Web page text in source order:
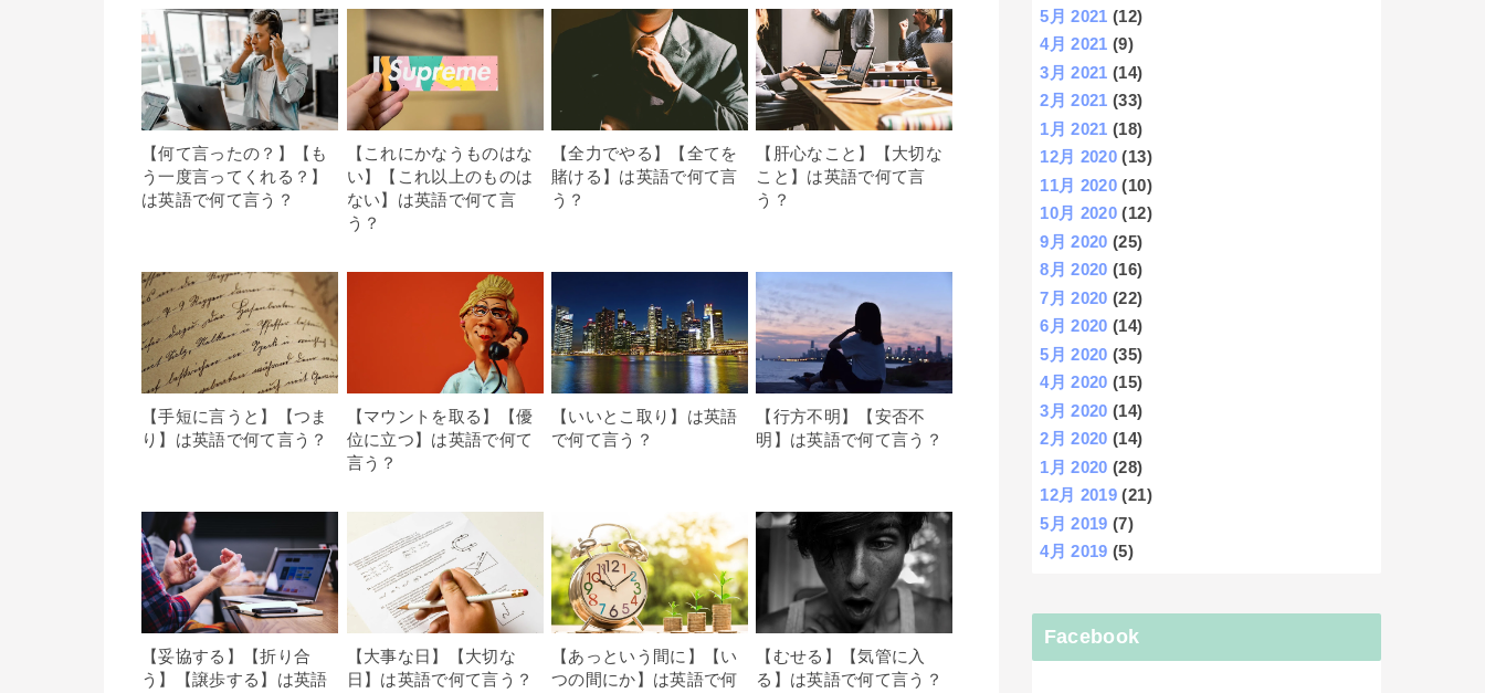
【何て言ったの？】【も
う一度言ってくれる？】
は英語で何て言う？
【これにかなうものはな
い】【これ以上のものは
ない】は英語で何て言
う？
【全力でやる】【全てを
賭ける】は英語で何て言
う？
【肝心なこと】【大切な
こと】は英語で何て言
う？
【手短に言うと】【つま
り】は英語で何て言う？
【マウントを取る】【優
位に立つ】は英語で何て
言う？
【いいとこ取り】は英語
で何て言う？
【行方不明】【安否不
明】は英語で何て言う？
【妥協する】【折り合
う】【譲歩する】は英語
【大事な日】【大切な
日】は英語で何て言う？
【あっという間に】【い
つの間にか】は英語で何
【むせる】【気管に入
る】は英語で何て言う？
5月 2021 (12)
4月 2021 (9)
3月 2021 (14)
2月 2021 (33)
1月 2021 (18)
12月 2020 (13)
11月 2020 (10)
10月 2020 (12)
9月 2020 (25)
8月 2020 (16)
7月 2020 (22)
6月 2020 (14)
5月 2020 (35)
4月 2020 (15)
3月 2020 (14)
2月 2020 (14)
1月 2020 (28)
12月 2019 (21)
5月 2019 (7)
4月 2019 (5)
Facebook